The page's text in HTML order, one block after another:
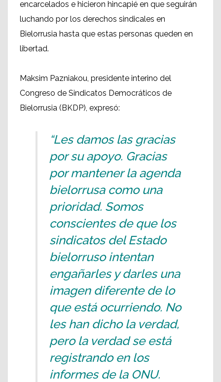
encarcelados e hicieron hincapié en que seguirán
luchando por los derechos sindicales en
Bielorrusia hasta que estas personas queden en
libertad.
Maksim Pazniakou, presidente interino del
Congreso de Sindicatos Democráticos de
Bielorrusia (BKDP), expresó:
“Les damos las gracias
por su apoyo. Gracias
por mantener la agenda
bielorrusa como una
prioridad. Somos
conscientes de que los
sindicatos del Estado
bielorruso intentan
engañarles y darles una
imagen diferente de lo
que está ocurriendo. No
les han dicho la verdad,
pero la verdad se está
registrando en los
informes de la ONU.